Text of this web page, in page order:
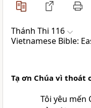
Thánh Thi 116
Vietnamese Bible:
Tạ ơn Chúa vì thoát
Tôi yêu mến